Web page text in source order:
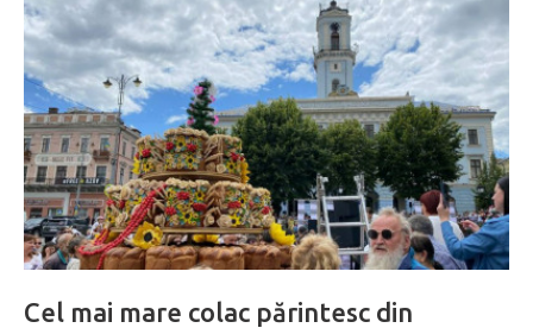
Cel mai mare colac părintesc din